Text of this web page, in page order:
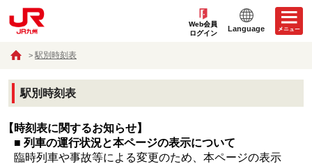
Web会員
ログイン
Language
駅別時刻表
駅別時刻表
【時刻表に関するお知らせ】
■ 列車の運行状況と本ページの表示について
臨時列車や事故等による変更のため、本ページの表示